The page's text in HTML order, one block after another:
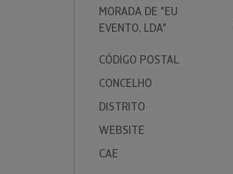
MORADA DE "EU
EVENTO, LDA"
CÓDIGO POSTAL
CONCELHO
DISTRITO
WEBSITE
CAE